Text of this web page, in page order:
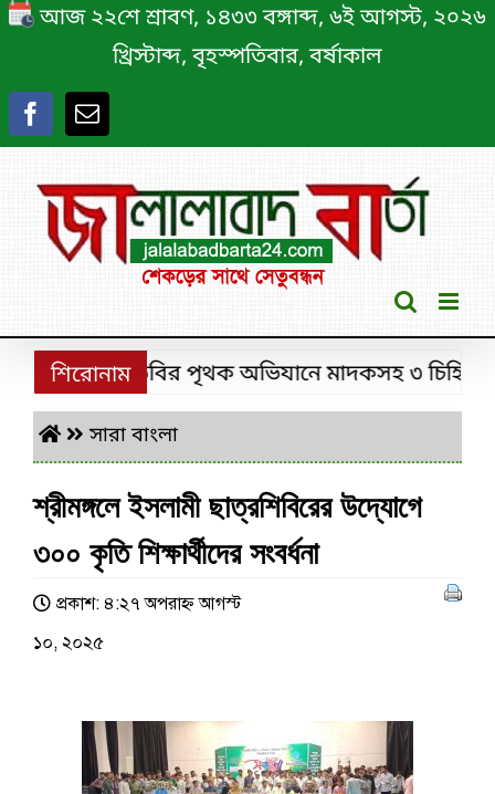
Skip
content
আজ ২২শে শ্রাবণ, ১৪৩৩ বঙ্গাব্দ, ৬ই আগস্ট, ২০২৬
খ্রিস্টাব্দ, বৃহস্পতিবার, বর্ষাকাল
শিরোনাম
শ্রীমঙ্গলে ডিবির পৃথক অভিযানে মাদকসহ ৩ চিহ্নিত
সারা বাংলা
শ্রীমঙ্গলে ইসলামী ছাত্রশিবিরের উদ্যোগে
৩০০ কৃতি শিক্ষার্থীদের সংবর্ধনা
প্রকাশ: ৪:২৭ অপরাহ্ণ আগস্ট
১০, ২০২৫